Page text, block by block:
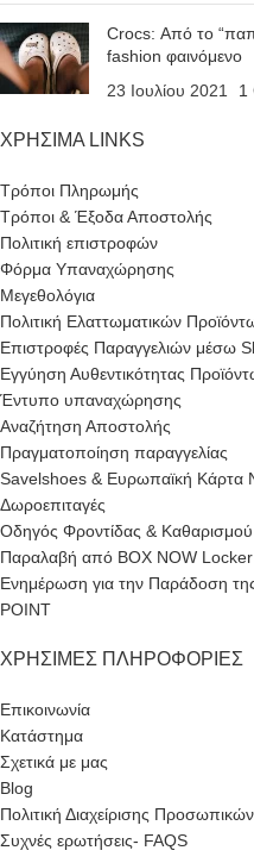
Crocs: Από το
fashion φαινόμενο
23 Ιουλίου 2021
1
ΧΡΗΣΙΜΑ LINKS
Τρόποι Πληρωμής
Τρόποι & Έξοδα Αποστολής
Πολιτική επιστροφών
Φόρμα Υπαναχώρησης
Μεγεθολόγια
Πολιτική Ελαττωματικών
Επιστροφές Παραγγελιών μέσω
Εγγύηση Αυθεντικότητας
Έντυπο υπαναχώρησης
Αναζήτηση Αποστολής
Πραγματοποίηση παραγγελίας
Savelshoes & Ευρωπαϊκή Κάρτα
Δωροεπιταγές
Οδηγός Φροντίδας & Καθαρισμού
Παραλαβή από BOX NOW
Ενημέρωση για την Παράδοση
POINT
ΧΡΉΣΙΜΕΣ ΠΛΗΡΟΦΟΡΊΕΣ
Επικοινωνία
Κατάστημα
Σχετικά με μας
Blog
Πολιτική Διαχείρισης
Συχνές ερωτήσεις- FAQS